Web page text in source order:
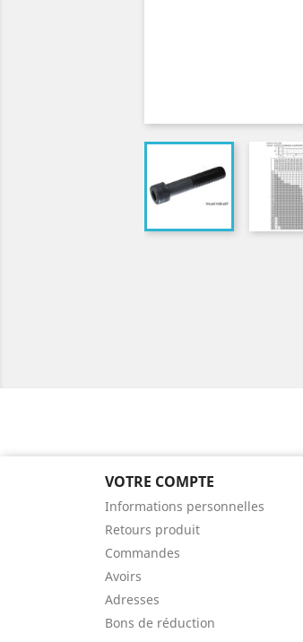
VOTRE COMPTE
Informations personnelles
Retours produit
Commandes
Avoirs
Adresses
Bons de réduction